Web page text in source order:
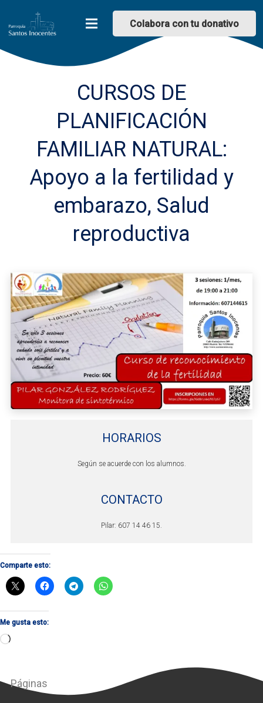
Colabora con tu donativo
CURSOS DE
PLANIFICACIÓN
FAMILIAR NATURAL:
Apoyo a la fertilidad y
embarazo, Salud
reproductiva
HORARIOS
Según se acuerde con los alumnos.
CONTACTO
Pilar: 607 14 46 15.
Comparte esto:
Me gusta esto:
Cargando...
Páginas